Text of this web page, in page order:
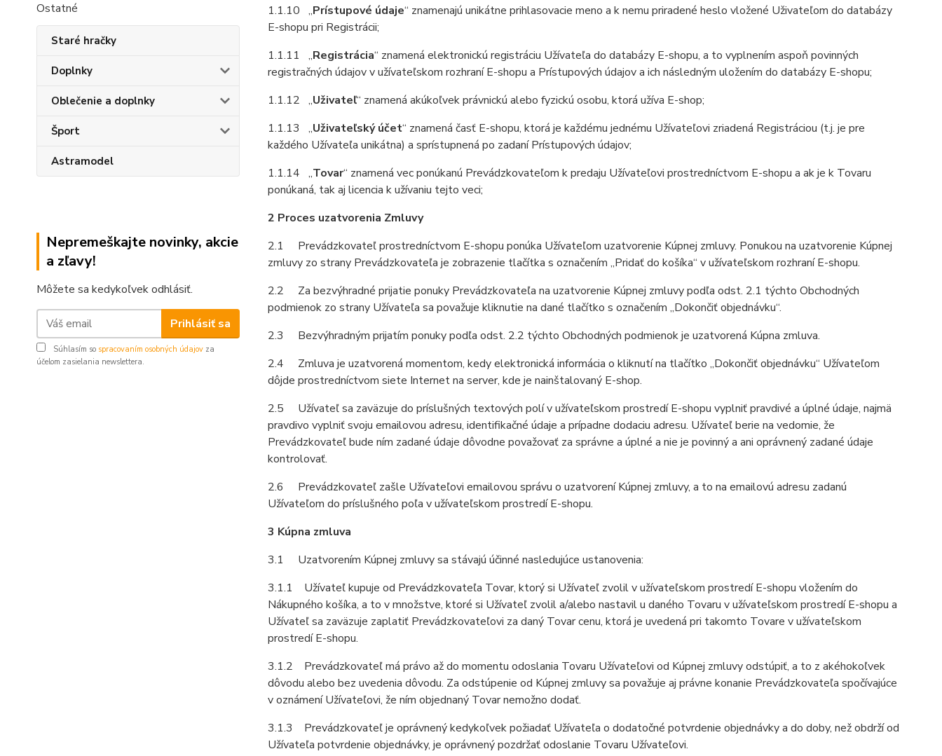
Ostatné
Staré hračky
Doplnky
Oblečenie a doplnky
Šport
Astramodel
Nepremeškajte novinky, akcie
a zľavy!
Môžete sa kedykoľvek odhlásiť.
Prihlásiť sa
Súhlasím so spracovaním osobných údajov za
účelom zasielania newslettera.
1.1.10 „Prístupové údaje“ znamenajú unikátne prihlasovacie meno a k nemu priradené heslo vložené Uživateľom do databázy
E-shopu pri Registrácii;
1.1.11 „Registrácia“ znamená elektronickú registráciu Užívateľa do databázy E-shopu, a to vyplnením aspoň povinných
registračných údajov v užívateľskom rozhraní E-shopu a Prístupových údajov a ich následným uložením do databázy E-shopu;
1.1.12 „Uživateľ“ znamená akúkoľvek právnickú alebo fyzickú osobu, ktorá užíva E-shop;
1.1.13 „Uživateľský účet“ znamená časť E-shopu, ktorá je každému jednému Užívateľovi zriadená Registráciou (t.j. je pre
každého Užívateľa unikátna) a sprístupnená po zadaní Prístupových údajov;
1.1.14 „Tovar“ znamená vec ponúkanú Prevádzkovateľom k predaju Užívateľovi prostredníctvom E-shopu a ak je k Tovaru
ponúkaná, tak aj licencia k užívaniu tejto veci;
2 Proces uzatvorenia Zmluvy
2.1 Prevádzkovateľ prostredníctvom E-shopu ponúka Užívateľom uzatvorenie Kúpnej zmluvy. Ponukou na uzatvorenie Kúpnej
zmluvy zo strany Prevádzkovateľa je zobrazenie tlačítka s označením „Pridať do košíka“ v užívateľskom rozhraní E-shopu.
2.2 Za bezvýhradné prijatie ponuky Prevádzkovateľa na uzatvorenie Kúpnej zmluvy podľa odst. 2.1 týchto Obchodných
podmienok zo strany Užívateľa sa považuje kliknutie na dané tlačítko s označením „Dokončiť objednávku“.
2.3 Bezvýhradným prijatím ponuky podľa odst. 2.2 týchto Obchodných podmienok je uzatvorená Kúpna zmluva.
2.4 Zmluva je uzatvorená momentom, kedy elektronická informácia o kliknutí na tlačítko „Dokončiť objednávku“ Užívateľom
dôjde prostredníctvom siete Internet na server, kde je nainštalovaný E-shop.
2.5 Užívateľ sa zaväzuje do príslušných textových polí v užívateľskom prostredí E-shopu vyplniť pravdivé a úplné údaje, najmä
pravdivo vyplniť svoju emailovou adresu, identifikačné údaje a prípadne dodaciu adresu. Užívateľ berie na vedomie, že
Prevádzkovateľ bude ním zadané údaje dôvodne považovať za správne a úplné a nie je povinný a ani oprávnený zadané údaje
kontrolovať.
2.6 Prevádzkovateľ zašle Užívateľovi emailovou správu o uzatvorení Kúpnej zmluvy, a to na emailovú adresu zadanú
Užívateľom do príslušného poľa v užívateľskom prostredí E-shopu.
3 Kúpna zmluva
3.1 Uzatvorením Kúpnej zmluvy sa stávajú účinné nasledujúce ustanovenia:
3.1.1 Užívateľ kupuje od Prevádzkovateľa Tovar, ktorý si Užívateľ zvolil v užívateľskom prostredí E-shopu vložením do
Nákupného košíka, a to v množstve, ktoré si Užívateľ zvolil a/alebo nastavil u daného Tovaru v užívateľskom prostredí E-shopu a
Užívateľ sa zaväzuje zaplatiť Prevádzkovateľovi za daný Tovar cenu, ktorá je uvedená pri takomto Tovare v užívateľskom
prostredí E-shopu.
3.1.2 Prevádzkovateľ má právo až do momentu odoslania Tovaru Užívateľovi od Kúpnej zmluvy odstúpiť, a to z akéhokoľvek
dôvodu alebo bez uvedenia dôvodu. Za odstúpenie od Kúpnej zmluvy sa považuje aj právne konanie Prevádzkovateľa spočívajúce
v oznámení Užívateľovi, že ním objednaný Tovar nemožno dodať.
3.1.3 Prevádzkovateľ je oprávnený kedykoľvek požiadať Užívateľa o dodatočné potvrdenie objednávky a do doby, než obdrží od
Užívateľa potvrdenie objednávky, je oprávnený pozdržať odoslanie Tovaru Užívateľovi.